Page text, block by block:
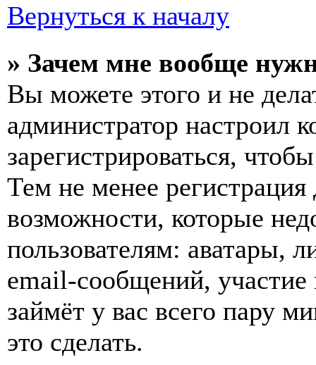
Вернуться к началу
» Зачем мне вообще
Вы можете этого и не
администратор
зарегистрироваться,
Тем не менее
возможности, которые
пользователям: аватары,
email-сообщений, участие
займёт у вас всего пару
это сделать.